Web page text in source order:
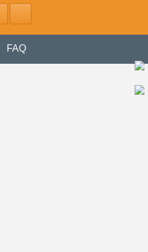
FAQ